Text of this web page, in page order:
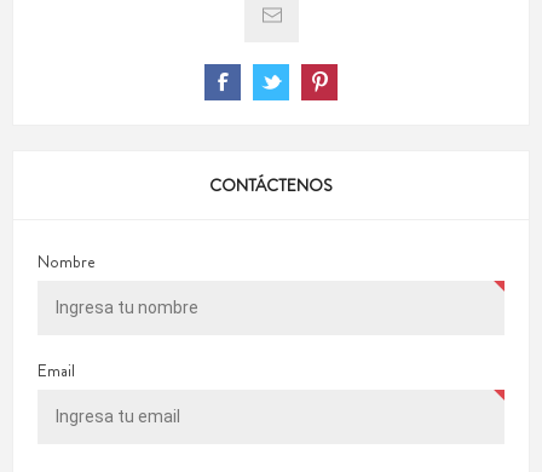
CONTÁCTENOS
Nombre
Email